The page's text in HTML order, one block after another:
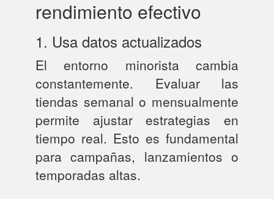
rendimiento efectivo
1. Usa datos actualizados
El entorno minorista cambia
constantemente. Evaluar las
tiendas semanal o mensualmente
permite ajustar estrategias en
tiempo real. Esto es fundamental
para campañas, lanzamientos o
temporadas altas.